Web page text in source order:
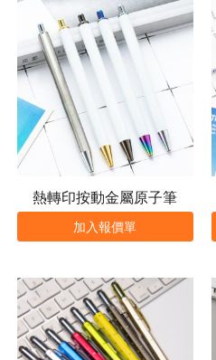
熱轉印按動金屬原子筆
加入報價單